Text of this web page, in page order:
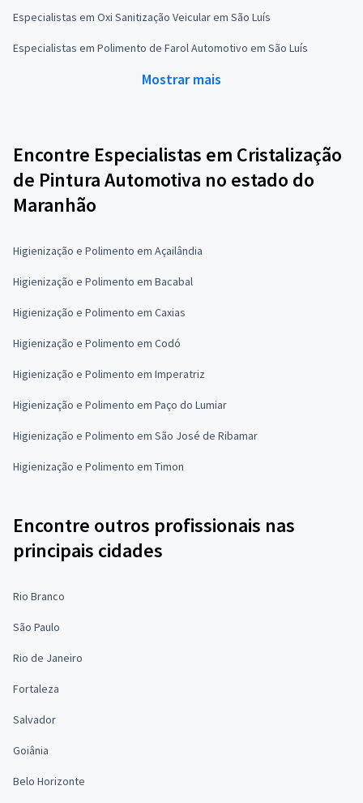
Especialistas em Oxi Sanitização Veicular em São Luís
Especialistas em Polimento de Farol Automotivo em São Luís
Mostrar mais
Encontre Especialistas em Cristalização
de Pintura Automotiva no estado do
Maranhão
Higienização e Polimento em Açailândia
Higienização e Polimento em Bacabal
Higienização e Polimento em Caxias
Higienização e Polimento em Codó
Higienização e Polimento em Imperatriz
Higienização e Polimento em Paço do Lumiar
Higienização e Polimento em São José de Ribamar
Higienização e Polimento em Timon
Encontre outros profissionais nas
principais cidades
Rio Branco
São Paulo
Rio de Janeiro
Fortaleza
Salvador
Goiânia
Belo Horizonte